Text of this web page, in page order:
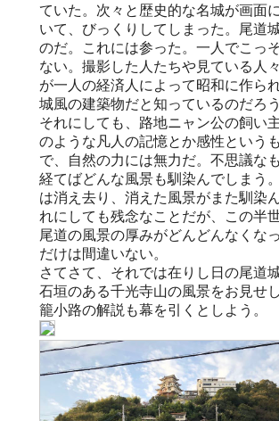
ていた。次々と歴史的な名城が画面
いて、びっくりしてしまった。尾道
のだ。これには参った。一人でこっ
ない。撮影した人たちや見ている人
が一人の経済人によって昭和に作ら
城風の建築物だと知っているのだろう
それにしても、路地ニャン公の飼い
のような凡人の記憶とか感性という
で、自然の力には無力だ。不思議な
経てばどんな風景も馴染んでしまう
は消え去り、消えた風景がまた馴染
れにしても残念なことだが、この半
尾道の風景の厚みがどんどんなくな
だけは間違いない。
さてさて、それでは在りし日の尾道
石垣のある千光寺山の風景をお見せ
籠小路の解説も幕を引くとしよう。